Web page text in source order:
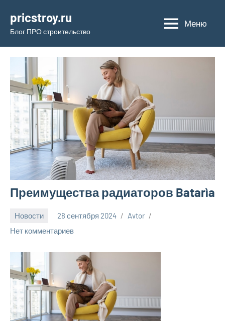
содержимому
pricstroy.ru
Блог ПРО строительство
Меню
Преимущества радиаторов Batarìa
Новости 28 сентября 2024
Avtor
Нет комментариев